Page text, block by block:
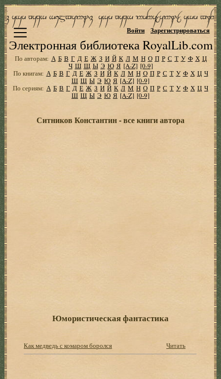
Электронная библиотека RoyalLib.com
Войти Зарегистрироваться
По авторам: А Б В Г Д Е Ж З И Й К Л М Н О П Р С Т У Ф Х Ц
Ч Ш Щ Ы Э Ю Я [A-Z] [0-9]
По книгам: А Б В Г Д Е Ж З И Й К Л М Н О П Р С Т У Ф Х Ц Ч
Ш Щ Ы Э Ю Я [A-Z] [0-9]
По сериям: А Б В Г Д Е Ж З И Й К Л М Н О П Р С Т У Ф Х Ц Ч
Ш Щ Ы Э Ю Я [A-Z] [0-9]
Ситников Константин - все книги автора
Юмористическая фантастика
Как медведь с комаром боролся Читать